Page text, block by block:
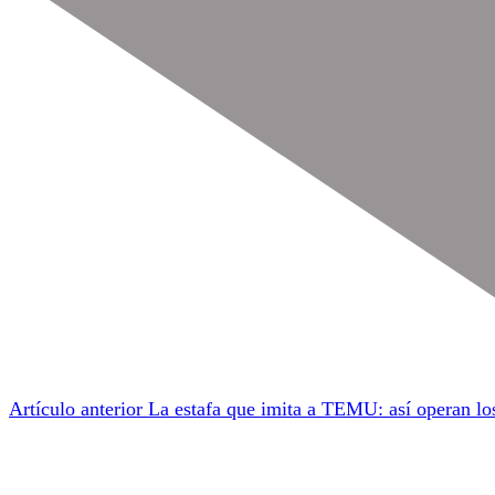
Artículo anterior La estafa que imita a TEMU: así operan